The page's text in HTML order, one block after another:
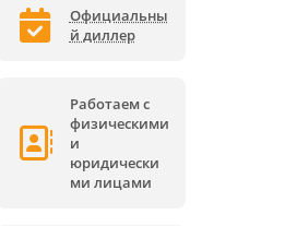
Официальны
й диллер
Работаем с
физическими
и
юридически
ми лицами